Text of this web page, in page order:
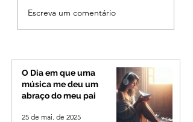
Vereador Edinho é
encontrado morto em
Uberlândia; polícia
Escreva um comentário
O Dia em que uma
música me deu um
abraço do meu pai
25 de mai. de 2025